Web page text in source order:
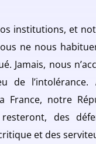
institutions, et
ne nous
Jamais, nous
de
France, notre
des
et des